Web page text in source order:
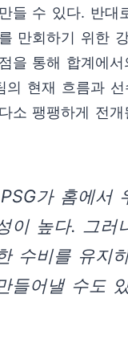
들 수 있다. 반대
만회하기 위한
을 통해 합계에
의 현재 흐름과
소 팽팽하게 전
가 홈에서
이 높다. 그러
수비를 유지
들어낼 수도